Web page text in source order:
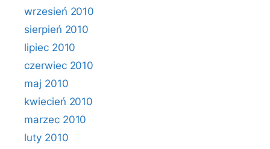
wrzesień 2010
sierpień 2010
lipiec 2010
czerwiec 2010
maj 2010
kwiecień 2010
marzec 2010
luty 2010